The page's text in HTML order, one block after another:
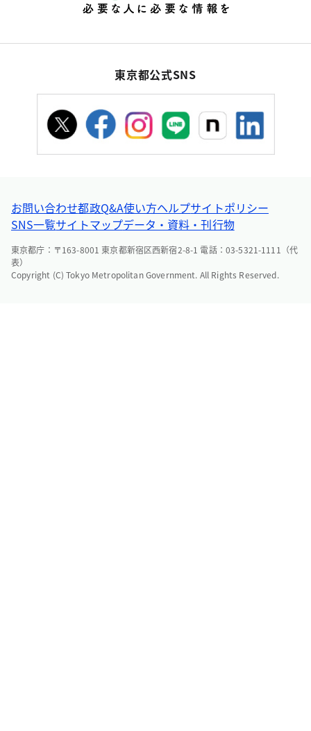
東京都公式SNS
お問い合わせ都政Q&A使い方ヘルプサイトポリシー
SNS一覧サイトマップデータ・資料・刊行物
東京都庁：〒163-8001 東京都新宿区西新宿2-8-1 電話：03-5321-1111（代
表）
Copyright (C) Tokyo Metropolitan Government. All Rights Reserved.